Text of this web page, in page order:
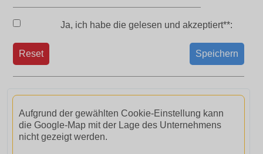
Ja, ich habe die gelesen und akzeptiert**:
Speichern
Reset
Aufgrund der gewählten Cookie-Einstellung kann
die Google-Map mit der Lage des Unternehmens
nicht gezeigt werden.